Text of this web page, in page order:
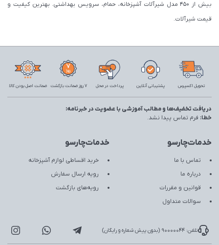
بیش از ۴۵۰ مدل شیرآلات آشپزخانه، حمام، سرویس بهداشتی. بهترین کیفیت و
قیمت شیرآلات.
تحویل اکسپرس پشتیبانی آنلاین پرداخت در محل 7 روز ضمانت بازگشت ضمانت اصل بودن کالا
خدمات‌چارسو
تماس با ما
درباره ما
قوانین و مقررات
سوالات متداول
خدمات‌چارسو
خرید اقساطی لوازم آشپزخانه
رویه ارسال سفارش
رویه‌های بازگشت
دریافت تخفیف‌ها و مطالب آموزشی با عضویت در خبرنامه:
خطا: فرم تماس پیدا نشد.
تلفن: 90000044 (بدون پیش شماره و رایگان)